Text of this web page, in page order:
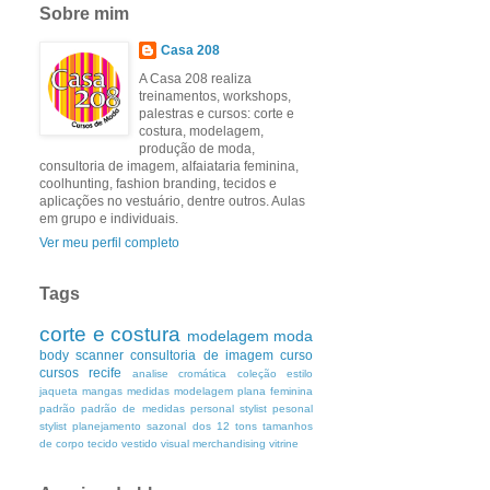
Sobre mim
Casa 208
A Casa 208 realiza
treinamentos, workshops,
palestras e cursos: corte e
costura, modelagem,
produção de moda,
consultoria de imagem, alfaiataria feminina,
coolhunting, fashion branding, tecidos e
aplicações no vestuário, dentre outros. Aulas
em grupo e individuais.
Ver meu perfil completo
Tags
corte e costura modelagem moda
body scanner consultoria de imagem curso
cursos
recife analise cromática coleção
estilo
jaqueta mangas medidas modelagem plana feminina
padrão padrão de medidas personal stylist pesonal
stylist planejamento sazonal dos 12 tons tamanhos
de corpo tecido vestido visual merchandising vitrine